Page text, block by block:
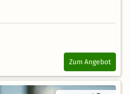
Zum Angebot